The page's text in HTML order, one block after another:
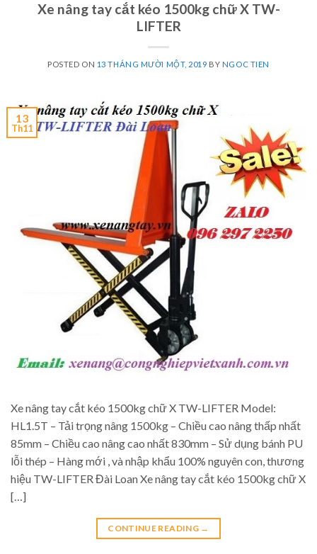
Xe nâng tay cắt kéo 1500kg chữ X TW-
LIFTER
POSTED ON 13 THÁNG MƯỜI MỘT, 2019 BY NGOC TIEN
13
Th11
Xe nâng tay cắt kéo 1500kg chữ X TW-LIFTER Model:
HL1.5T – Tải trọng nâng 1500kg – Chiều cao nâng thấp nhất
85mm – Chiều cao nâng cao nhất 830mm – Sử dụng bánh PU
lỗi thép – Hàng mới , và nhập khẩu 100% nguyên con, thương
hiệu TW-LIFTER Đài Loan Xe nâng tay cắt kéo 1500kg chữ X
[…]
CONTINUE READING →